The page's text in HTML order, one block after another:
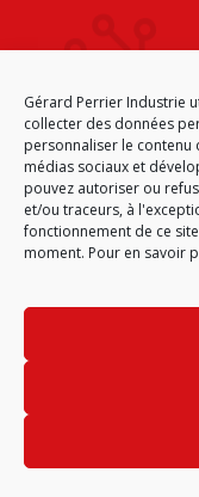
Gérard Perrier Industrie
collecter des données
personnaliser le
médias sociaux et
pouvez autoriser ou
et/ou traceurs, à
fonctionnement de ce
moment. Pour en savoir
69125
Site